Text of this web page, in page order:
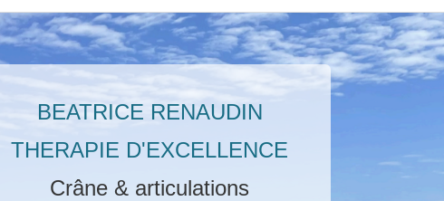
BEATRICE RENAUDIN
THERAPIE D'EXCELLENCE
Crâne & articulations